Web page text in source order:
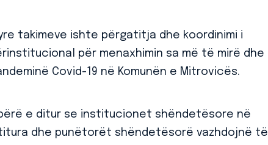
takimeve ishte përgatitja dhe koordinimi i
për menaxhimin sa më të mirë dhe
Covid-19 në Komunën e Mitrovicës.
e ditur se institucionet shëndetësore në
dhe punëtorët shëndetësorë vazhdojnë të